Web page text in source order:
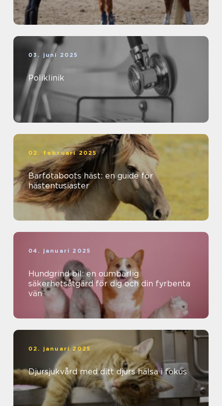
03. juni 2025
Poliklinik
02. februari 2025
Barfotaboots häst: en guide för
hästentusiaster
04. januari 2025
Hundgrind bil: en oumbärlig
säkerhetsåtgärd för dig och din fyrbenta
vän
02. januari 2025
Djursjukvård med ditt djurs hälsa i fokus